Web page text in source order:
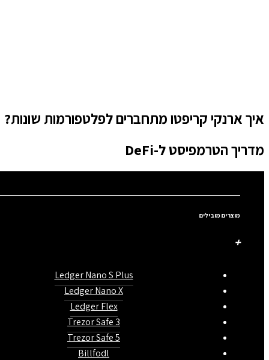
איך ארנקי קריפטו מתחברים לפלטפורמות שונות?
מדריך הטרמפיסט ל-DeFi
מוצרים מובילים
Ledger Nano S Plus
Ledger Nano X
Ledger Flex
Trezor Safe 3
Trezor Safe 5
Billfodl